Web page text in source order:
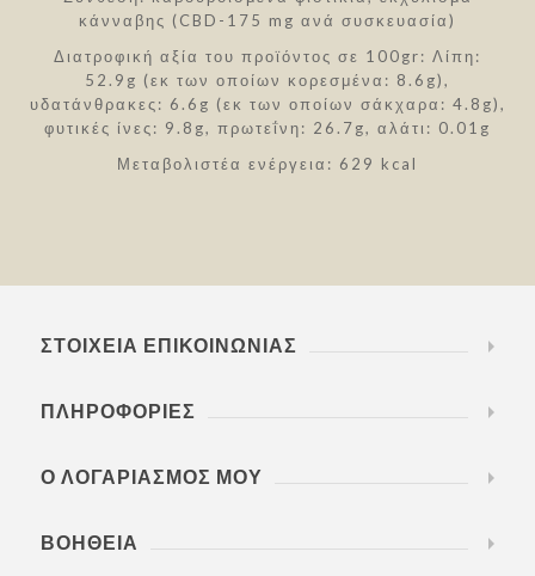
κάνναβης (CBD-175 mg ανά συσκευασία)
Διατροφική αξία του προϊόντος σε 100gr: Λίπη:
52.9g (εκ των οποίων κορεσμένα: 8.6g),
υδατάνθρακες: 6.6g (εκ των οποίων σάκχαρα: 4.8g),
φυτικές ίνες: 9.8g, πρωτεΐνη: 26.7g, αλάτι: 0.01g
Μεταβολιστέα ενέργεια: 629 kcal
ΣΤΟΙΧΕΊΑ ΕΠΙΚΟΙΝΩΝΊΑΣ
ΠΛΗΡΟΦΟΡΊΕΣ
Ο ΛΟΓΑΡΙΑΣΜΌΣ ΜΟΥ
ΒΟΉΘΕΙΑ